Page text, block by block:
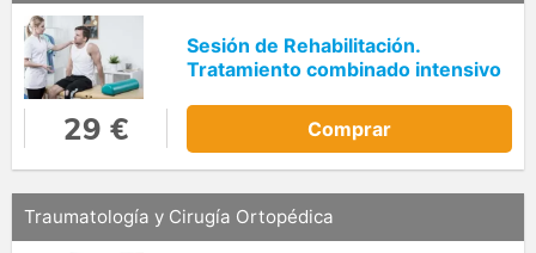
Sesión de Rehabilitación.
Tratamiento combinado intensivo
29 € Comprar
Traumatología y Cirugía Ortopédica